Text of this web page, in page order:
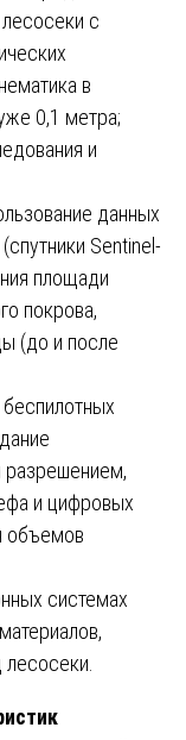
с
в
0,1 метра;
и
данных
Sentinel-
площади
покрова,
(до и после
разрешением,
и цифровых
объемов
системах